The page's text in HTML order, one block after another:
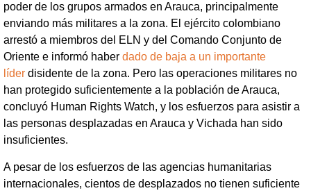
poder de los grupos armados en Arauca, principalmente
enviando más militares a la zona. El ejército colombiano
arrestó a miembros del ELN y del Comando Conjunto de
Oriente e informó haber dado de baja a un importante
líder disidente de la zona. Pero las operaciones militares no
han protegido suficientemente a la población de Arauca,
concluyó Human Rights Watch, y los esfuerzos para asistir a
las personas desplazadas en Arauca y Vichada han sido
insuficientes.
A pesar de los esfuerzos de las agencias humanitarias
internacionales, cientos de desplazados no tienen suficiente